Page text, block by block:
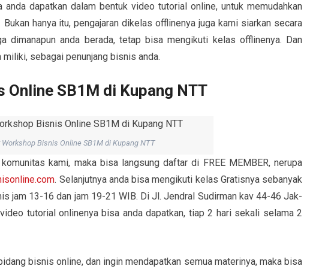
dapatkan dalam bentuk video tutorial online, untuk memudahkan
hanya itu, pengajaran dikelas offlinenya juga kami siarkan secara
dimanapun anda berada, tetap bisa mengikuti kelas offlinenya. Dan
sebagai penunjang bisnis anda.
SB1M di Kupang NTT
Workshop Bisnis Online SB1M di Kupang NTT
kami, maka bisa langsung daftar di FREE MEMBER, nerupa
. Selanjutnya anda bisa mengikuti kelas Gratisnya sebanyak
jam 13-16 dan jam 19-21 WIB. Di Jl. Jendral Sudirman kav 44-46 Jak-
tutorial onlinenya bisa anda dapatkan, tiap 2 hari sekali selama 2
bisnis online, dan ingin mendapatkan semua materinya, maka bisa